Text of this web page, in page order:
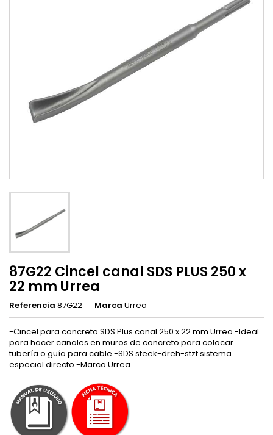
87G22 Cincel canal SDS PLUS 250 x
22 mm Urrea
Referencia 87G22 Marca Urrea
-Cincel para concreto SDS Plus canal 250 x 22 mm Urrea -Ideal
para hacer canales en muros de concreto para colocar
tubería o guía para cable -SDS steek-dreh-stzt sistema
especial directo -Marca Urrea